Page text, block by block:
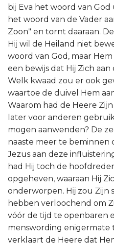
bij Eva het woord van
het woord van de Vader
Zoon" en tornt daaraan.
Hij wil de Heiland niet
woord van God, maar
een bewijs dat Hij Zich
Welk kwaad zou er ook
waartoe de duivel Hem
Waarom had de Heere
later voor anderen
mogen aanwenden? De
naaste meer te beminnen
Jezus aan deze
had Hij toch de
opgeheven, waaraan Hij
onderworpen. Hij zou Zijn
hebben verloochend om
vóór de tijd te openbaren
menswording enigermate
verklaart de Heere dat